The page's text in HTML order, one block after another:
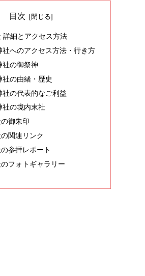
目次
詳細とアクセス方法
社へのアクセス方法・行き方
社の御祭神
社の由緒・歴史
社の代表的なご利益
社の境内末社
御朱印
関連リンク
参拝レポート
フォトギャラリー